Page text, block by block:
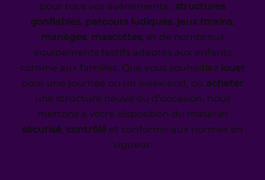
pour tous vos événements : structures
gonflables, parcours ludiques, jeux forains,
manèges, mascottes, et de nombreux
équipements festifs adaptés aux enfants
comme aux familles. Que vous souhaitiez louer
pour une journée ou un week‑end, ou acheter
une structure neuve ou d’occasion, nous
mettons à votre disposition du matériel
sécurisé, contrôlé et conforme aux normes en
vigueur.